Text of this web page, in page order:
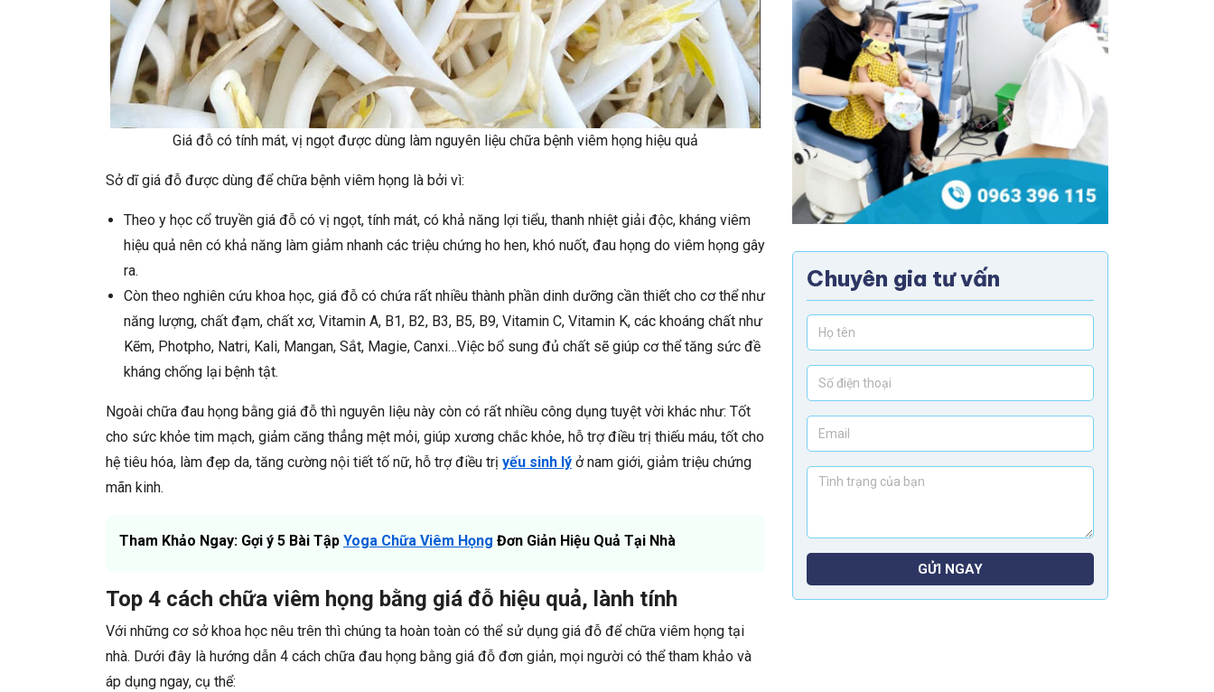
Giá đỗ có tính mát, vị ngọt được dùng làm nguyên liệu chữa bệnh viêm họng hiệu quả
Sở dĩ giá đỗ được dùng để chữa bệnh viêm họng là bởi vì:
Theo y học cổ truyền giá đỗ có vị ngọt, tính mát, có khả năng lợi tiểu, thanh nhiệt giải độc, kháng viêm
hiệu quả nên có khả năng làm giảm nhanh các triệu chứng ho hen, khó nuốt, đau họng do viêm họng gây
ra.
Còn theo nghiên cứu khoa học, giá đỗ có chứa rất nhiều thành phần dinh dưỡng cần thiết cho cơ thể như
năng lượng, chất đạm, chất xơ, Vitamin A, B1, B2, B3, B5, B9, Vitamin C, Vitamin K, các khoáng chất như
Kẽm, Photpho, Natri, Kali, Mangan, Sắt, Magie, Canxi…Việc bổ sung đủ chất sẽ giúp cơ thể tăng sức đề
kháng chống lại bệnh tật.
Ngoài chữa đau họng bằng giá đỗ thì nguyên liệu này còn có rất nhiều công dụng tuyệt vời khác như: Tốt
cho sức khỏe tim mạch, giảm căng thẳng mệt mỏi, giúp xương chắc khỏe, hỗ trợ điều trị thiếu máu, tốt cho
hệ tiêu hóa, làm đẹp da, tăng cường nội tiết tố nữ, hỗ trợ điều trị yếu sinh lý ở nam giới, giảm triệu chứng
mãn kinh.
Tham Khảo Ngay: Gợi ý 5 Bài Tập Yoga Chữa Viêm Họng Đơn Giản Hiệu Quả Tại Nhà
Top 4 cách chữa viêm họng bằng giá đỗ hiệu quả, lành tính
Với những cơ sở khoa học nêu trên thì chúng ta hoàn toàn có thể sử dụng giá đỗ để chữa viêm họng tại
nhà. Dưới đây là hướng dẫn 4 cách chữa đau họng bằng giá đỗ đơn giản, mọi người có thể tham khảo và
áp dụng ngay, cụ thể:
Chuyên gia tư vấn
GỬI NGAY